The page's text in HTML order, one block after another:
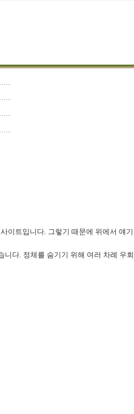
이트입니다. 그렇기 때문에 위에서 얘기
다. 정체를 숨기기 위해 여러 차례 우회